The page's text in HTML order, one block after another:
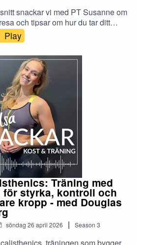
snackar vi med PT Susanne om
och tipsar om hur du tar ditt
din hälsoresa.
Play
Träning med
för styrka, kontroll och
kropp - med Douglas
söndag 26 april 2026 | Season 3
träningen som bygger